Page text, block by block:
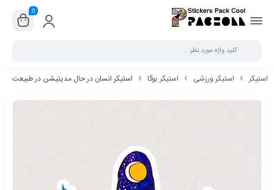
0
استیکر استیکر ورزشی استیکر یوگا استیکر انسان در حال مدیتیشن در طبیعت